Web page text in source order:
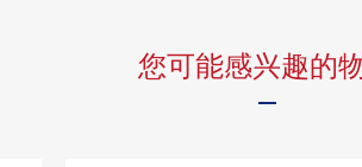
您可能感兴趣的